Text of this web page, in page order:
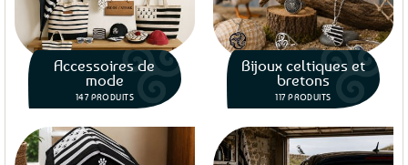
Accessoires de
mode
147 PRODUITS
Bijoux celtiques et
bretons
117 PRODUITS